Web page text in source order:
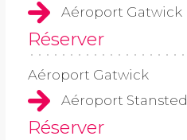
Aéroport Gatwick
Réserver
Aéroport Gatwick
Aéroport Stansted
Réserver